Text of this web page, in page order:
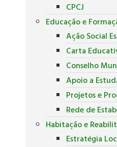
CPCJ
Educação e
Ação Social
Carta
Conselho
Apoio a
Projetos e
Rede de
Habitação e
Estratégia